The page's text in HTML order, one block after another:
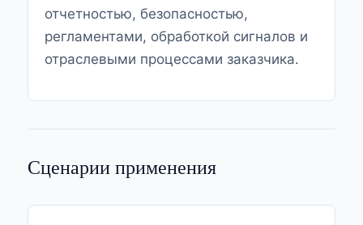
отчетностью, безопасностью,
регламентами, обработкой сигналов и
отраслевыми процессами заказчика.
Сценарии применения